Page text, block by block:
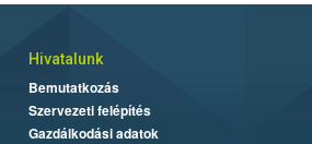
Hivatalunk
Bemutatkozás
Szervezeti felépítés
Gazdálkodási adatok